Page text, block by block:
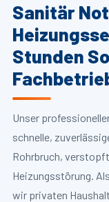
Sanitär
Stunden
Unser
schnelle,
Rohrbruch,
Heizungsstörung.
wir privaten